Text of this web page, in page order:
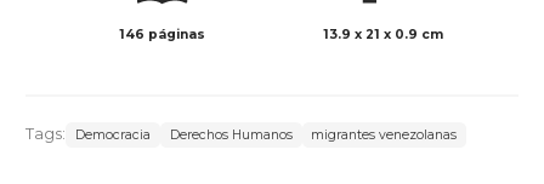
146 páginas 13.9 x 21 x 0.9 cm
Tags: Democracia Derechos Humanos migrantes venezolanas